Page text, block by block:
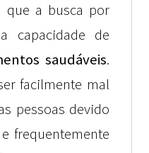
que a busca por
capacidade de
saudáveis.
facilmente mal
pessoas devido
frequentemente